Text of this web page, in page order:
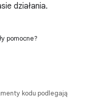
działania.
pomocne?
kodu podlegają